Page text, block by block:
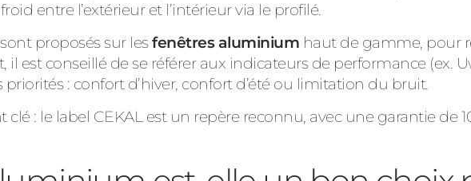
entre l’extérieur et l’intérieur via le profilé.
proposés sur lesfenêtres aluminium haut de gamme, pour
il est conseillé de se référer aux indicateurs de performance (ex.
priorités : confort d’hiver, confort d’été ou limitation du bruit.
clé : le label CEKAL est un repère reconnu, avec une garantie de